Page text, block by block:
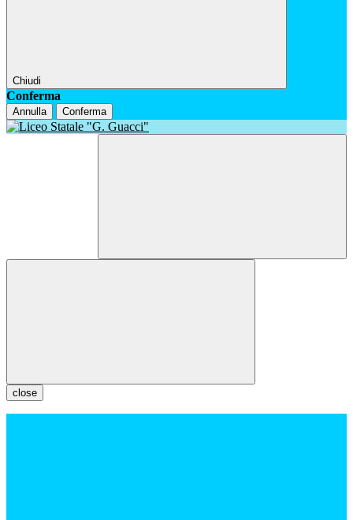
Chiudi
Conferma
Annulla Conferma
close